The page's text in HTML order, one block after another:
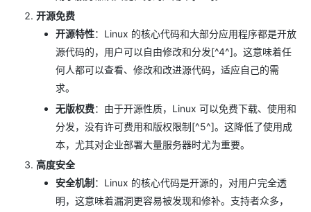
开源免费
开源特性：Linux 的核心代码和大部分应用程序都是开放
源代码的，用户可以自由修改和分发[^4^]。这意味着任
何人都可以查看、修改和改进源代码，适应自己的需
求。
无版权费：由于开源性质，Linux 可以免费下载、使用和
分发，没有许可费用和版权限制[^5^]。这降低了使用成
本，尤其对企业部署大量服务器时尤为重要。
高度安全
安全机制 ：Linux 的核心代码是开源的，对用户完全透
明，这意味着漏洞更容易被发现和修补。支持者众多，